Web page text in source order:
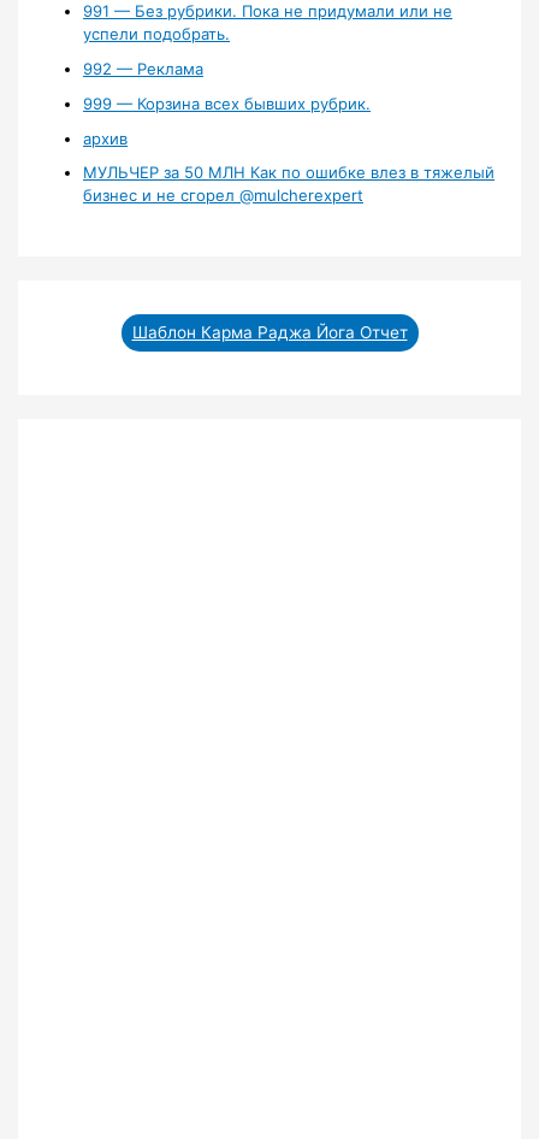
991 — Без рубрики. Пока не придумали или не
успели подобрать.
992 — Реклама
999 — Корзина всех бывших рубрик.
архив
МУЛЬЧЕР за 50 МЛН Как по ошибке влез в тяжелый
бизнес и не сгорел ‪@mulcherexpert‬​
Шаблон Карма Раджа Йога Отчет